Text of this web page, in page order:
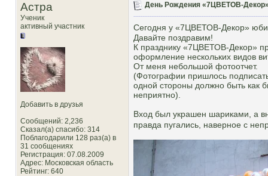
Астра
Ученик
активный участник
Добавить в друзья
Сообщений: 2,236
Сказал(а) спасибо: 314
Поблагодарили 128 раз(а) в
31 сообщениях
Регистрация: 07.08.2009
Адрес: Московская область
Рейтинг: 640
День Рождения «7ЦВЕТОВ-
Сегодня у «7ЦВЕТОВ-Декор»
Давайте поздравим!
К празднику «7ЦВЕТОВ-Декор»
оформление нескольких видов
От меня небольшой фотоотчет.
(Фотографии пришлось
одной стороны должно быть как
неприятно).
Вход был украшен шариками, а
правда пугались, наверное с